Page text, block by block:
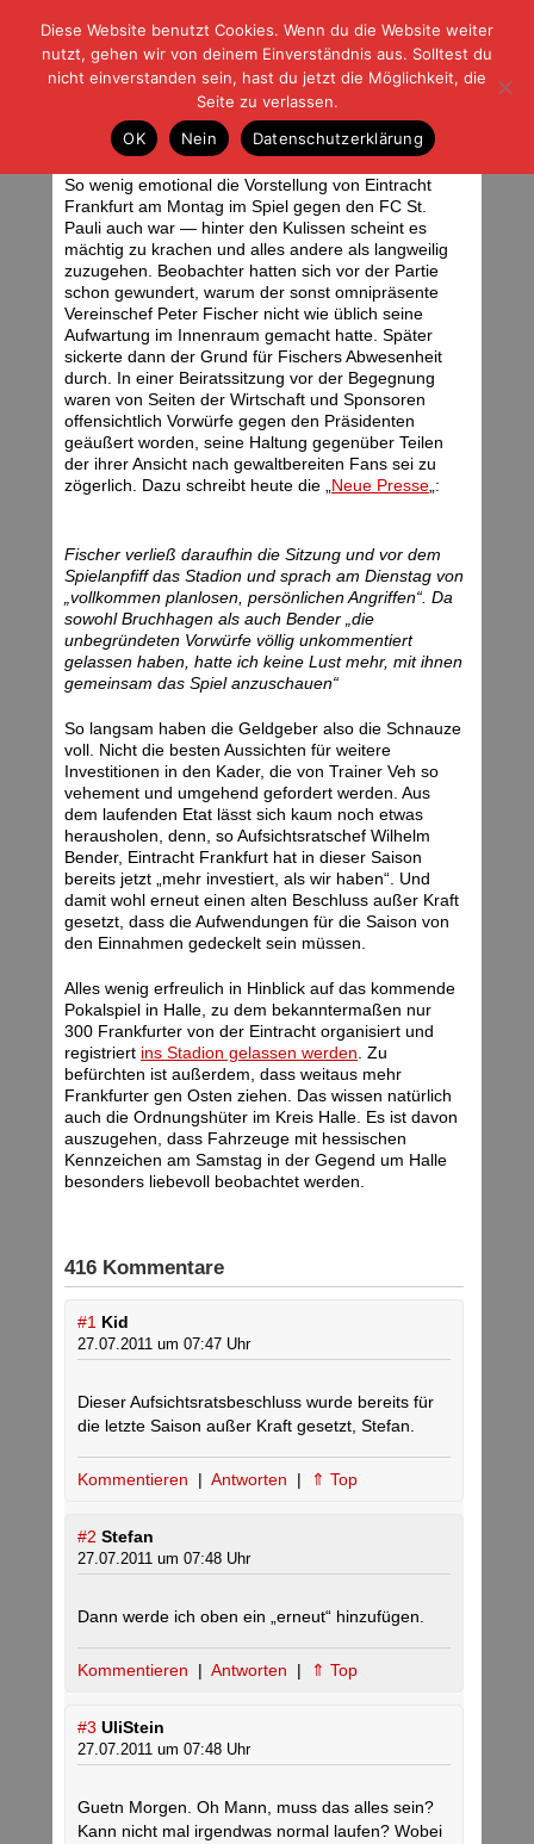
| | |BLOG-GFußball und der Rest
HOME|REGELN|IMPRESSUM |DATENSCHUTZ
Jubel, Trubel, Heiterkeit
Mittwoch, 27.07.11 | 07:35 Uhr
So wenig emotional die Vorstellung von Eintracht
Frankfurt am Montag im Spiel gegen den FC St.
Pauli auch war — hinter den Kulissen scheint es
mächtig zu krachen und alles andere als langweilig
zuzugehen. Beobachter hatten sich vor der Partie
schon gewundert, warum der sonst omnipräsente
Vereinschef Peter Fischer nicht wie üblich seine
Aufwartung im Innenraum gemacht hatte. Später
sickerte dann der Grund für Fischers Abwesenheit
durch. In einer Beiratssitzung vor der Begegnung
waren von Seiten der Wirtschaft und Sponsoren
offensichtlich Vorwürfe gegen den Präsidenten
geäußert worden, seine Haltung gegenüber Teilen
der ihrer Ansicht nach gewaltbereiten Fans sei zu
zögerlich. Dazu schreibt heute die „ Neue Presse „:
Fischer verließ daraufhin die Sitzung und vor dem
Spielanpfiff das Stadion und sprach am Dienstag von
„vollkommen planlosen, persönlichen Angriffen“. Da
sowohl Bruchhagen als auch Bender „die
unbegründeten Vorwürfe völlig unkommentiert
gelassen haben, hatte ich keine Lust mehr, mit ihnen
gemeinsam das Spiel anzuschauen“
So langsam haben die Geldgeber also die Schnauze
voll. Nicht die besten Aussichten für weitere
Investitionen in den Kader, die von Trainer Veh so
vehement und umgehend gefordert werden. Aus
dem laufenden Etat lässt sich kaum noch etwas
herausholen, denn, so Aufsichtsratschef Wilhelm
Bender, Eintracht Frankfurt hat in dieser Saison
bereits jetzt „mehr investiert, als wir haben“. Und
damit wohl erneut einen alten Beschluss außer Kraft
gesetzt, dass die Aufwendungen für die Saison von
den Einnahmen gedeckelt sein müssen.
Alles wenig erfreulich in Hinblick auf das kommende
Pokalspiel in Halle, zu dem bekanntermaßen nur
300 Frankfurter von der Eintracht organisiert und
registriert ins Stadion gelassen werden . Zu
befürchten ist außerdem, dass weitaus mehr
Frankfurter gen Osten ziehen. Das wissen natürlich
auch die Ordnungshüter im Kreis Halle. Es ist davon
auszugehen, dass Fahrzeuge mit hessischen
Kennzeichen am Samstag in der Gegend um Halle
besonders liebevoll beobachtet werden.
416 Kommentare
#1 Kid
27.07.2011 um 07:47 Uhr
Dieser Aufsichtsratsbeschluss wurde bereits für
die letzte Saison außer Kraft gesetzt, Stefan.
Kommentieren | Antworten | ⇑ Top
#2 Stefan
27.07.2011 um 07:48 Uhr
Dann werde ich oben ein „erneut“ hinzufügen.
Kommentieren | Antworten | ⇑ Top
#3 UliStein
27.07.2011 um 07:48 Uhr
Guetn Morgen. Oh Mann, muss das alles sein?
Kann nicht mal irgendwas normal laufen? Wobei
Diese Website benutzt Cookies. Wenn du die Website weiter
nutzt, gehen wir von deinem Einverständnis aus. Solltest du
nicht einverstanden sein, hast du jetzt die Möglichkeit, die
Seite zu verlassen.
OK
Nein Datenschutzerklärung